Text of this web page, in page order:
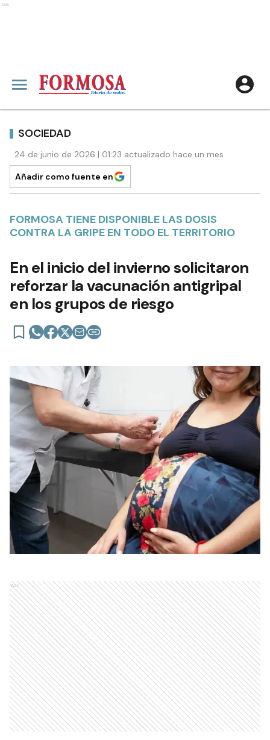
Ads
SOCIEDAD
24 de junio de 2026 | 01:23 actualizado hace un mes
Añadir como fuente en
FORMOSA TIENE DISPONIBLE LAS DOSIS
CONTRA LA GRIPE EN TODO EL TERRITORIO
En el inicio del invierno solicitaron
reforzar la vacunación antigripal
en los grupos de riesgo
Ads